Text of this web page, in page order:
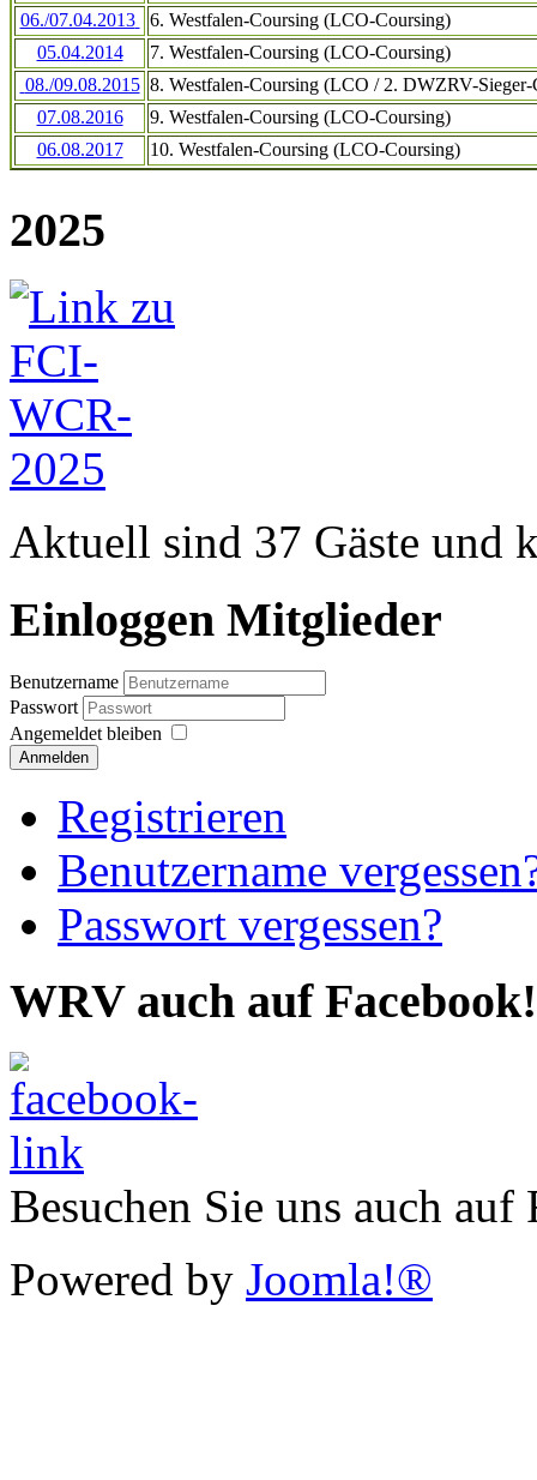
06./07.04.2013
6. Westfalen-Coursing (LCO-Coursing)
05.04.2014
7. Westfalen-Coursing (LCO-Coursing)
08./09.08.2015 8. Westfalen-Coursing (LCO / 2. DWZRV-Sieger-
07.08.2016
9. Westfalen-Coursing (LCO-Coursing)
06.08.2017
10. Westfalen-Coursing (LCO-Coursing)
2025
Aktuell sind 37 Gäste und
Einloggen Mitglieder
Benutzername
Passwort
Angemeldet bleiben
Anmelden
Registrieren
Benutzername
Passwort vergessen?
WRV auch auf Facebook!
Besuchen Sie uns auch auf
Powered by Joomla!®